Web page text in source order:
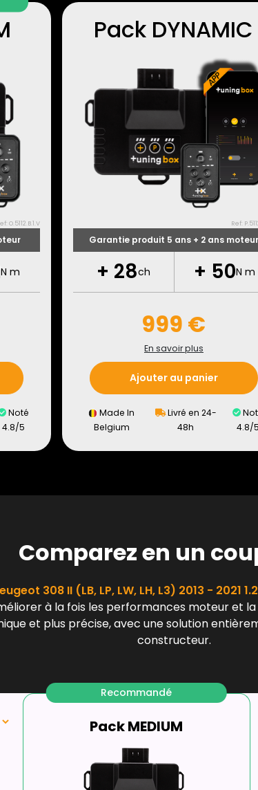
O.5112.B.1.V
N m
Noté
4.8/5
Pack DYNAMIC
Ref:
Garantie produit 5 ans + 2 ans moteur
+ 28ch + 50N m
999 €
En savoir plus
Ajouter au panier
Made In
Belgium
Livré en 24-
48h
4.8/5
Comparez en un
308 II (LB, LP, LW, LH, L3) 2013 - 2021
à la fois les performances moteur et
et plus précise, avec une solution
constructeur.
Recommandé
Pack MEDIUM